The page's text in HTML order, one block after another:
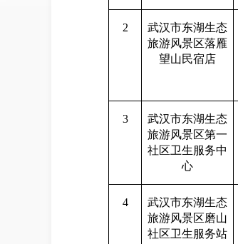
2
武汉市东湖生态
旅游风景区落雁
望山民宿店
3
武汉市东湖生态
旅游风景区第一
社区卫生服务中
心
4
武汉市东湖生态
旅游风景区磨山
社区卫生服务站